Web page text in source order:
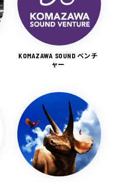
KOMAZAWA SOUND ベンチ
ャー